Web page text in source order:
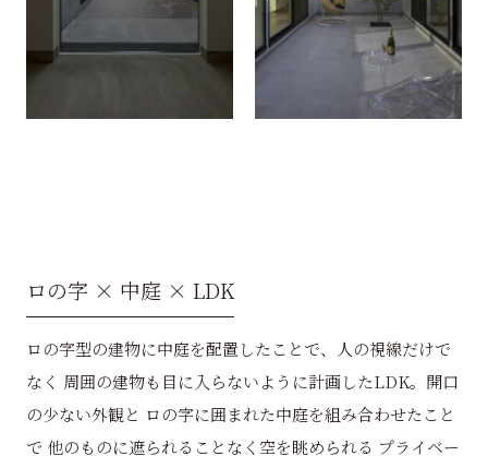
ロの字 × 中庭 × LDK
ロの字型の建物に中庭を配置したことで、人の視線だけで
なく 周囲の建物も目に入らないように計画したLDK。開口
の少ない外観と ロの字に囲まれた中庭を組み合わせたこと
で 他のものに遮られることなく空を眺められる プライベー